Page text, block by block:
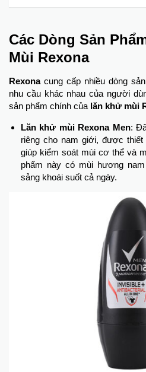
Các Dòng Sản
Mùi Rexona
Rexonacung cấp nhiều dòng
nhu cầu khác nhau của người
sản phẩm chính của lăn khử mùi
Lăn khử mùi Rexona Men:
riêng cho nam giới, được
giúp kiểm soát mùi cơ thể và
phẩm này có mùi hương
sảng khoái suốt cả ngày.